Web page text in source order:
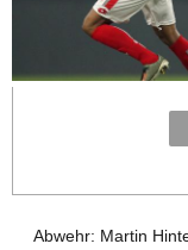
Abwehr: Martin